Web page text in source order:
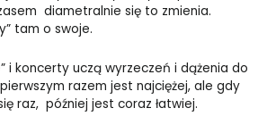
diametralnie się to zmienia.
tam o swoje.
i koncerty uczą wyrzeczeń i dążenia do
razem jest najciężej, ale gdy
raz, później jest coraz łatwiej.